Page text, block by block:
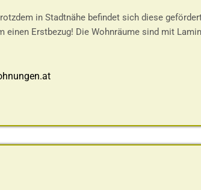
in Stadtnähe befindet sich diese
Erstbezug! Die Wohnräume sind mit